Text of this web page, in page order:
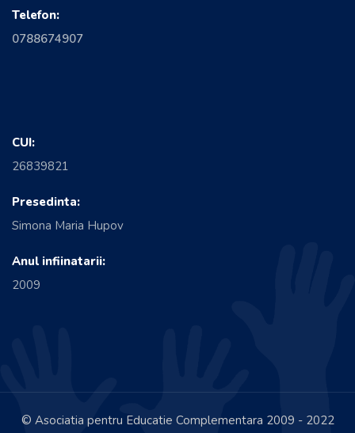
Telefon:
0788674907
CUI:
26839821
Presedinta:
Simona Maria Hupov
Anul infiinatarii:
2009
© Asociatia pentru Educatie Complementara 2009 - 2022